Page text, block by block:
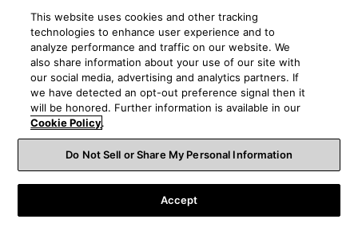
© 2026 Harman International Industries, Incorporated. All
rights reserved.
This website uses cookies and other tracking
technologies to enhance user experience and to
analyze performance and traffic on our website. We
also share information about your use of our site with
our social media, advertising and analytics partners. If
we have detected an opt-out preference signal then it
will be honored. Further information is available in our
Cookie Policy.
Do Not Sell or Share My Personal Information
Accept